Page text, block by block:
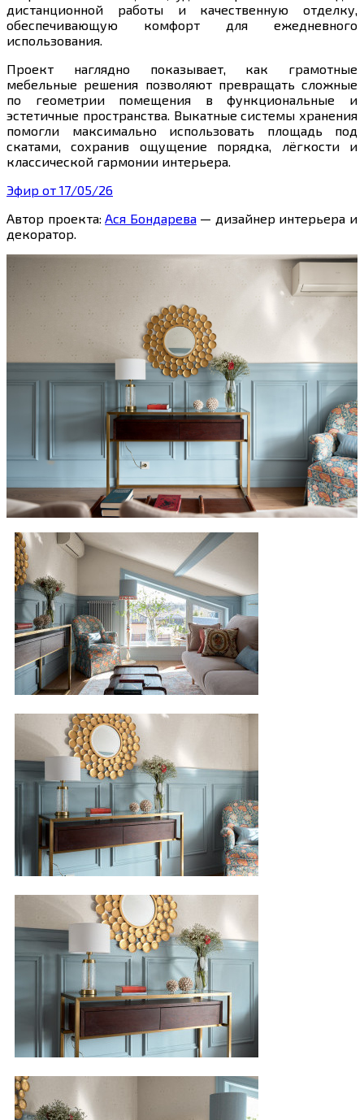
дистанционной работы и качественную отделку,
обеспечивающую комфорт для ежедневного
использования.
Проект наглядно показывает, как грамотные
мебельные решения позволяют превращать сложные
по геометрии помещения в функциональные и
эстетичные пространства. Выкатные системы хранения
помогли максимально использовать площадь под
скатами, сохранив ощущение порядка, лёгкости и
классической гармонии интерьера.
Эфир от 17/05/26
Автор проекта:Ася Бондарева— дизайнер интерьера и
декоратор.